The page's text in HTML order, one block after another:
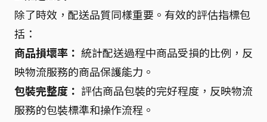
除了時效，配送品質同樣重要。有效的評估指標包
括：
商品損壞率： 統計配送過程中商品受損的比例，反
映物流服務的商品保護能力。
包裝完整度： 評估商品包裝的完好程度，反映物流
服務的包裝標準和操作流程。